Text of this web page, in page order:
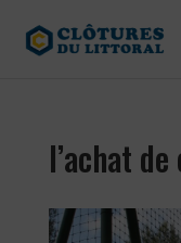
l’achat